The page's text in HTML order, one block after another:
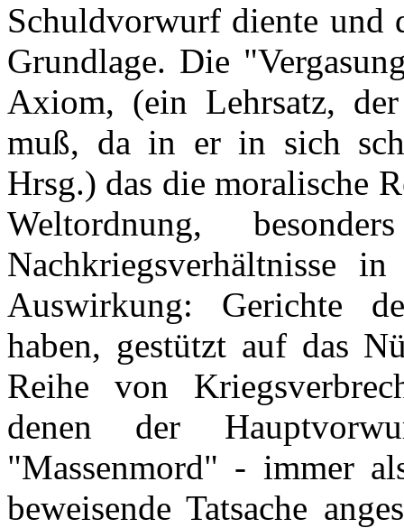
Schuldvorwurf diente und
Grundlage. Die
Axiom, (ein Lehrsatz,
muß, da in er in sich
Hrsg.) das die moralische
Weltordnung,
Nachkriegsverhältnisse
Auswirkung: Gerichte
haben, gestützt auf das
Reihe von
denen der
"Massenmord" - immer
beweisende Tatsache